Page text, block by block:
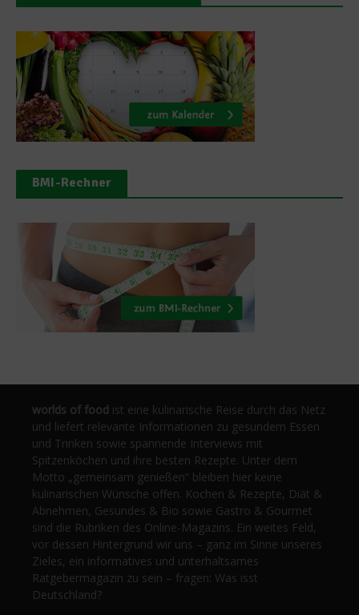
BMI-Rechner
worlds of food ist eine kulinarische Reise durch das Netz
und liefert relevante Informationen zu gesundem Essen
und Trinken sowie spannende Interviews mit
Spitzenköchen und ihre besten Rezepte. Unter dem
Motto „gemeinsam genießen“ bleiben hier keine
kulinarischen Wünsche offen. Kochen & Rezepte, Diät &
Abnehmen, Gesundes & Bio sowie Gastro & Gourmet
sind die Rubriken des Online-Magazins. Ein weites Feld,
vor dessen Hintergrund wir uns – ganz im Sinne unseres
Zieles, ein informatives und unterhaltsames
Ratgebermagazin zu sein – fragen: Was isst
Deutschland?